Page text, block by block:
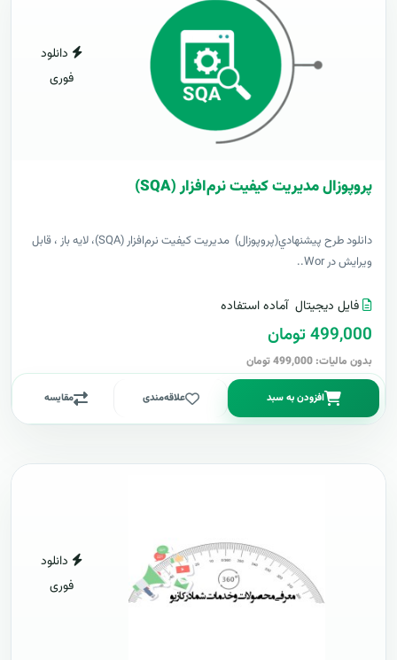
دانلود
فوری
پروپوزال مدیریت کیفیت نرم‌افزار (SQA)
دانلود طرح پيشنهادي(پروپوزال) مدیریت کیفیت نرم‌افزار (SQA)، لایه باز ، قابل
ویرایش در Wor..
فایل دیجیتال آماده استفاده
499,000 تومان
بدون مالیات: 499,000 تومان
افزودن به سبد علاقه‌مندی مقایسه
دانلود
فوری